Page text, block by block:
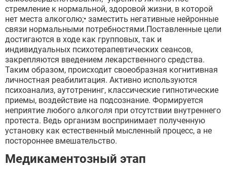
стремление к нормальной, здоровой жизни, в которой
нет места алкоголю;• заместить негативные нейронные
связи нормальными потребностями.Поставленные цели
достигаются в ходе как групповых, так и
индивидуальных психотерапевтических сеансов,
закрепляются введением лекарственного средства.
Таким образом, происходит своеобразная когнитивная
личностная реабилитация. Активно используются
психоанализ, аутотренинг, классические гипнотические
приемы, воздействие на подсознание. Формируется
неприятие любого алкоголя при отсутствии внутреннего
протеста. Ведь организм воспринимает полученную
установку как естественный мысленный процесс, а не
постороннее вмешательство.
Медикаментозный этап